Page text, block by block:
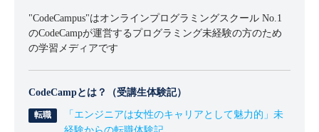
"CodeCampus"はオンラインプログラミングスクール No.1
のCodeCampが運営するプログラミング未経験の方のため
の学習メディアです
CodeCampとは？（受講生体験記）
「エンジニアは女性のキャリアとして魅力的」未